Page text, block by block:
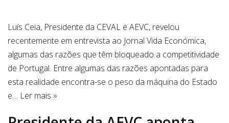
Luís Ceia, Presidente da CEVAL e AEVC, revelou
recentemente em entrevista ao Jornal Vida Económica,
algumas das razões que têm bloqueado a competitividade
de Portugal. Entre algumas das razões apontadas para
esta realidade encontra-se o peso da máquina do Estado
e… Ler mais »